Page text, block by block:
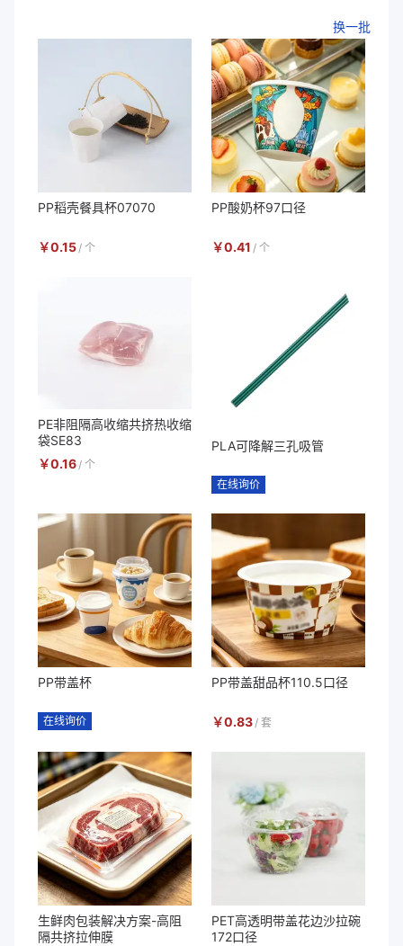
换一批
PP稻壳餐具杯07070
￥0.15 / 个
PP酸奶杯97口径
￥0.41 / 个
PE非阻隔高收缩共挤热收缩
袋SE83
￥0.16 / 个
PLA可降解三孔吸管
在线询价
PP带盖杯
在线询价
PP带盖甜品杯110.5口径
￥0.83 / 套
生鲜肉包装解决方案-高阻
隔共挤拉伸膜
PET高透明带盖花边沙拉碗
172口径